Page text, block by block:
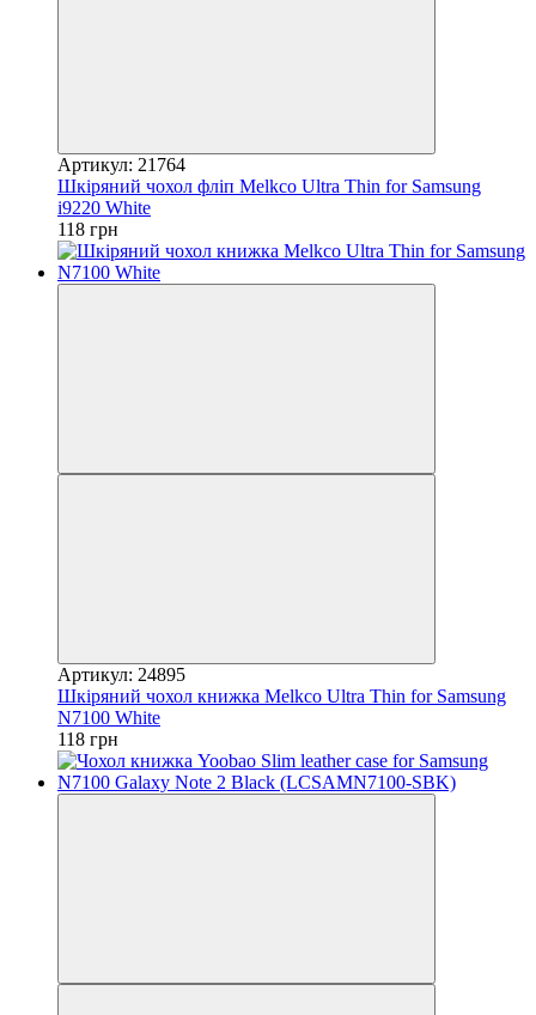
Артикул: 21764
Шкіряний чохол фліп Melkco Ultra Thin for Samsung
i9220 White
118 грн
Артикул: 24895
Шкіряний чохол книжка Melkco Ultra Thin for Samsung
N7100 White
118 грн